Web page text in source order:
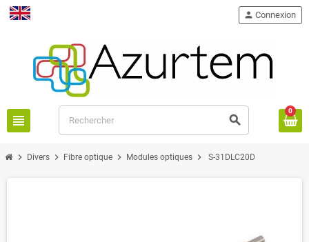
view_headline search
English person Connexion
0
chevron_right Divers chevron_right Fibre optique chevron_right Modules optiques chevron_right S-31DLC20D